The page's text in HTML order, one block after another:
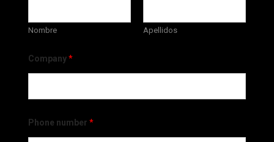
Nombre Apellidos
Company*
Phone number *